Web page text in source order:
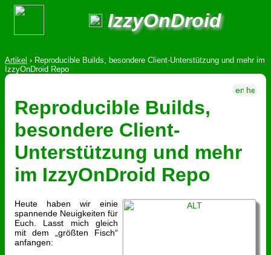
IzzyOnDroid
Artikel › Reproducible Builds, besondere Client-Unterstützung und mehr im
IzzyOnDroid Repo
Reproducible Builds,
besondere Client-
Unterstützung und mehr
im IzzyOnDroid Repo
Heute haben wir einie
spannende Neuigkeiten für
Euch. Lasst mich gleich
mit dem „größten Fisch“
anfangen: